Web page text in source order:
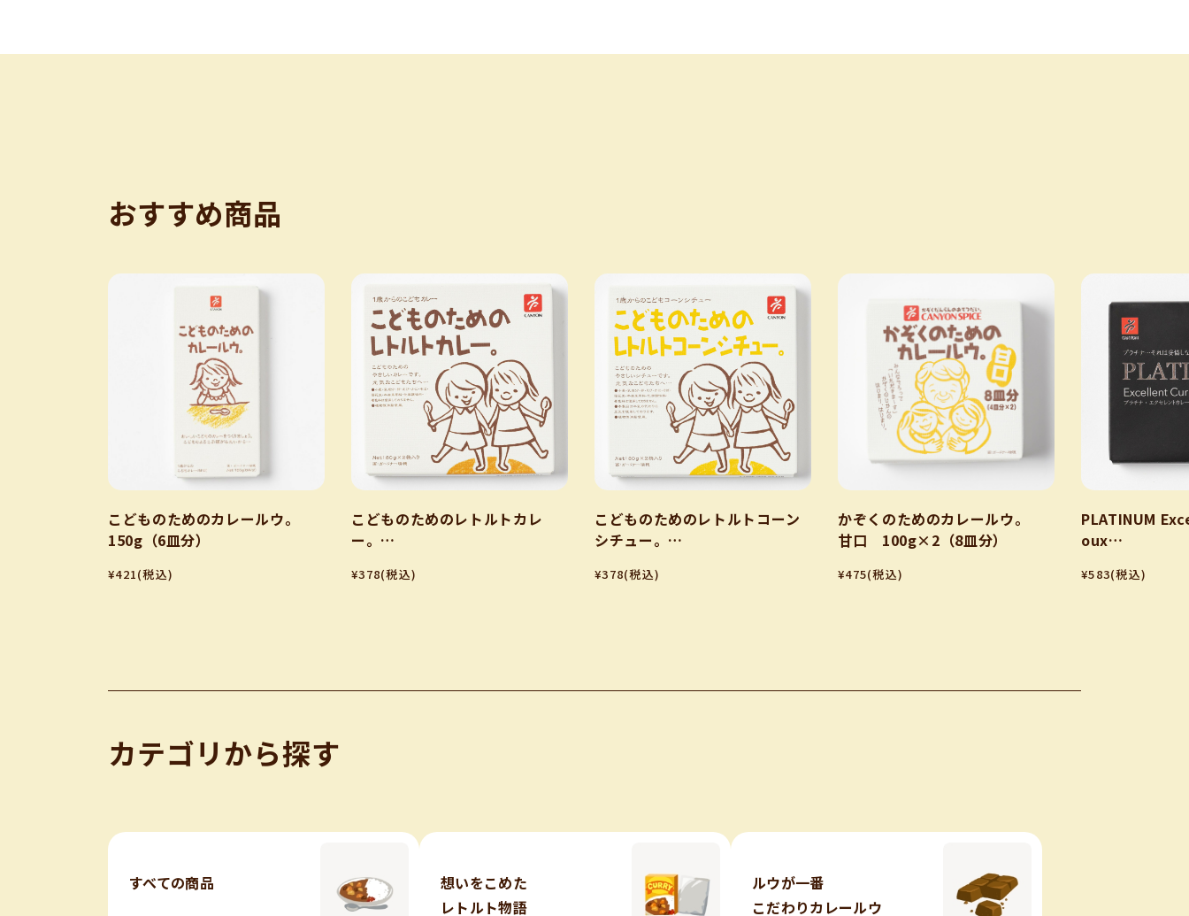
おすすめ商品
こどものためのカレールウ。
150g（6皿分）
¥421(税込)
こどものためのレトルトカレ
ー。
¥378(税込)
こどものためのレトルトコーン
シチュー。
¥378(税込)
かぞくのためのカレールウ。
甘口 100g×2（8皿分）
¥475(税込)
PLATINUM
oux
ウ
¥583(税込)
カテゴリから探す
すべての商品
想いをこめた
レトルト物語
ルウが一番
こだわりカレールウ